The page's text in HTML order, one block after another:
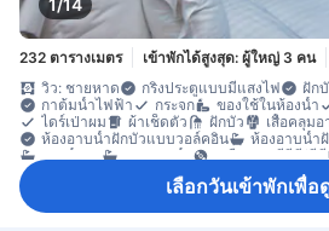
232 ตารางเมตร เข้าพักได้สูงสุด: ผู้ใหญ่ 3 คน
วิว: ชายหาด
กริ่งประตูแบบมีแสงไฟ
ฝัก
กาต้มน้ำไฟฟ้า
กระจก ของใช้ในห้องน้ำ
ไดร์เป่าผม
ผ้าเช็ดตัว ฝักบัว เสื้อคลุม
ห้องอาบน้ำฝักบัวแบบวอล์คอิน
ห้องอาบน้ำ
อ่างน้ำวน
อ่างอาบน้ำ เครื่องเล่นดีวีดี/ซีดี
โทรทัศน์ดาวเทียม/เคเบิล
โทรศัพท์ บริก
อินเทอร์เน็ตไร้สาย (ฟรี)
เลือกวันเข้าพักเพื่อ